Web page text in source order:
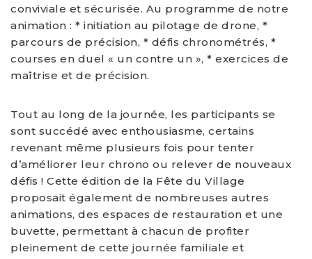
conviviale et sécurisée. Au programme de notre
animation : * initiation au pilotage de drone, *
parcours de précision, * défis chronométrés, *
courses en duel « un contre un », * exercices de
maîtrise et de précision.
Tout au long de la journée, les participants se
sont succédé avec enthousiasme, certains
revenant même plusieurs fois pour tenter
d’améliorer leur chrono ou relever de nouveaux
défis ! Cette édition de la Fête du Village
proposait également de nombreuses autres
animations, des espaces de restauration et une
buvette, permettant à chacun de profiter
pleinement de cette journée familiale et